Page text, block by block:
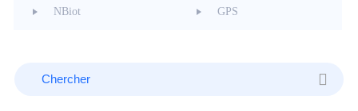
NBiot GPS